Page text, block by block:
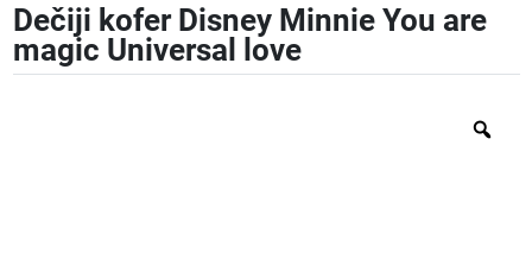
Dečiji kofer Disney Minnie You are
magic Universal love